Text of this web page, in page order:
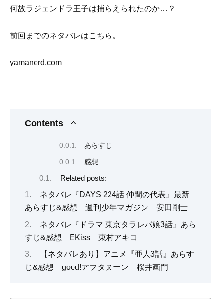
何故ラジェンドラ王子は捕らえられたのか…？
前回までのネタバレはこちら。
yamanerd.com
Contents
あらすじ
感想
Related posts:
ネタバレ『DAYS 224話 仲間の代表』最新
あらすじ&感想 週刊少年マガジン 安田剛士
ネタバレ『ドラマ 東京タラレバ娘3話』あら
すじ&感想 EKiss 東村アキコ
【ネタバレあり】アニメ『亜人3話』あらす
じ&感想 good!アフタヌーン 桜井画門